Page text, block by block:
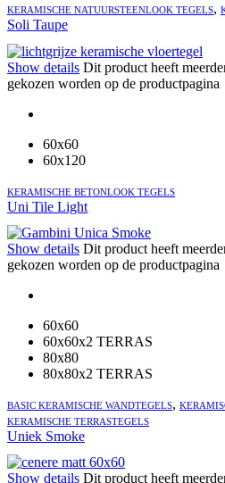
KERAMISCHE NATUURSTEENLOOK TEGELS,
Soli Taupe
Show details Dit product heeft
gekozen worden op de productpagina
60x60
60x120
KERAMISCHE BETONLOOK TEGELS
Uni Tile Light
Show details Dit product heeft
gekozen worden op de productpagina
60x60
60x60x2 TERRAS
80x80
80x80x2 TERRAS
BASIC KERAMISCHE WANDTEGELS,
KERAMISCHE TERRASTEGELS
Uniek Smoke
Show details Dit product heeft